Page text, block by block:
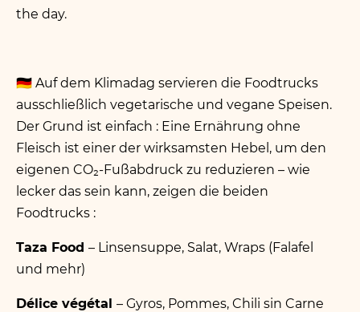
the day.
🇩🇪 Auf dem Klimadag servieren die Foodtrucks
ausschließlich vegetarische und vegane Speisen.
Der Grund ist einfach : Eine Ernährung ohne
Fleisch ist einer der wirksamsten Hebel, um den
eigenen CO₂-Fußabdruck zu reduzieren – wie
lecker das sein kann, zeigen die beiden
Foodtrucks :
Taza Food – Linsensuppe, Salat, Wraps (Falafel
und mehr)
Délice végétal – Gyros, Pommes, Chili sin Carne